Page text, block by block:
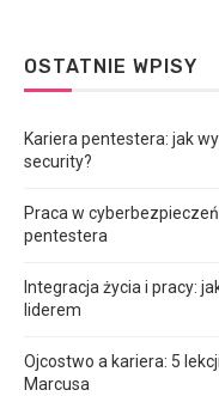
OSTATNIE WPISY
Kariera pentestera: jak
security?
Praca w
pentestera
Integracja życia i pracy:
liderem
Ojcostwo a kariera: 5
Marcusa